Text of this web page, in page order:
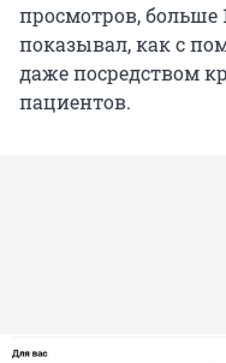
просмотров, больше
показывал, как с
даже посредством
пациентов.